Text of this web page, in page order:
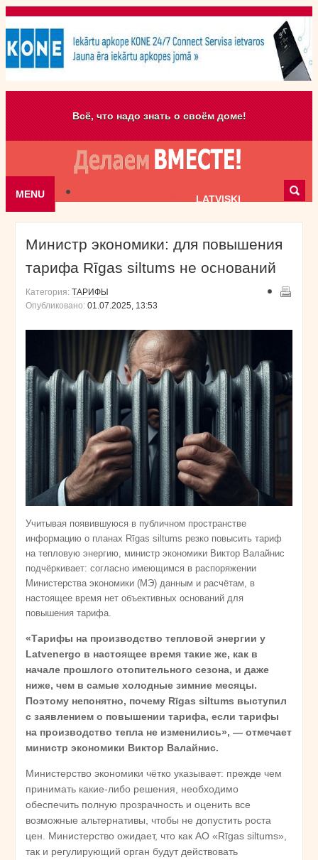
Всё, что надо знать о своём доме!
MENU LATVISKI
Skip to content
Министр экономики: для повышения
тарифа Rīgas siltums не оснований
Категория: ТАРИФЫ
Опубликовано: 01.07.2025, 13:53
Учитывая появившуюся в публичном пространстве
информацию о планах Rīgas siltums резко повысить тариф
на тепловую энергию, министр экономики Виктор Валайнис
подчёркивает: согласно имеющимся в распоряжении
Министерства экономики (МЭ) данным и расчётам, в
настоящее время нет объективных оснований для
повышения тарифа.
«Тарифы на производство тепловой энергии у
Latvenergo в настоящее время такие же, как в
начале прошлого отопительного сезона, и даже
ниже, чем в самые холодные зимние месяцы.
Поэтому непонятно, почему Rīgas siltums выступил
с заявлением о повышении тарифа, если тарифы
на производство тепла не изменились», — отмечает
министр экономики Виктор Валайнис.
Министерство экономики чётко указывает: прежде чем
принимать какие-либо решения, необходимо
обеспечить полную прозрачность и оценить все
возможные альтернативы, чтобы не допустить роста
цен. Министерство ожидает, что как АО «Rīgas siltums»,
так и регулирующий орган будут действовать